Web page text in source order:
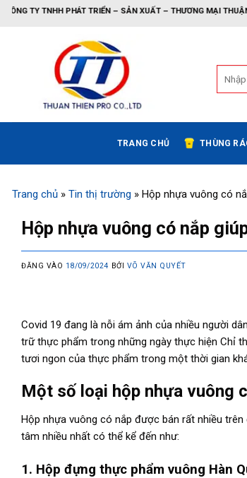
PHÁT TRIỂN – SẢN XUẤT – THƯƠNG MẠI THUẬN THIÊN
kiếm:
TRANG CHỦ THÙNG
Trang chủ » Tin thị trường » Hộp nhựa vuông có
Hộp nhựa vuông có nắp
ĐĂNG VÀO 18/09/2024 BỞI VÕ VĂN QUYẾT
Covid 19 đang là nỗi ám ảnh của nhiều người
trữ thực phẩm trong những ngày thực hiện Chỉ
tươi ngon của thực phẩm trong một thời gian
Một số loại hộp nhựa vuông
Hộp nhựa vuông có nắp được bán rất nhiều
tâm nhiều nhất có thể kể đến như:
1. Hộp đựng thực phẩm vuông Hàn